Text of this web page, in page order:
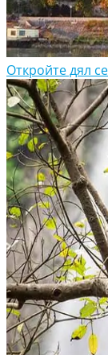
Откройте дял